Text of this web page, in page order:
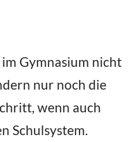
Gymnasium nicht
nur noch die
wenn auch
Schulsystem.